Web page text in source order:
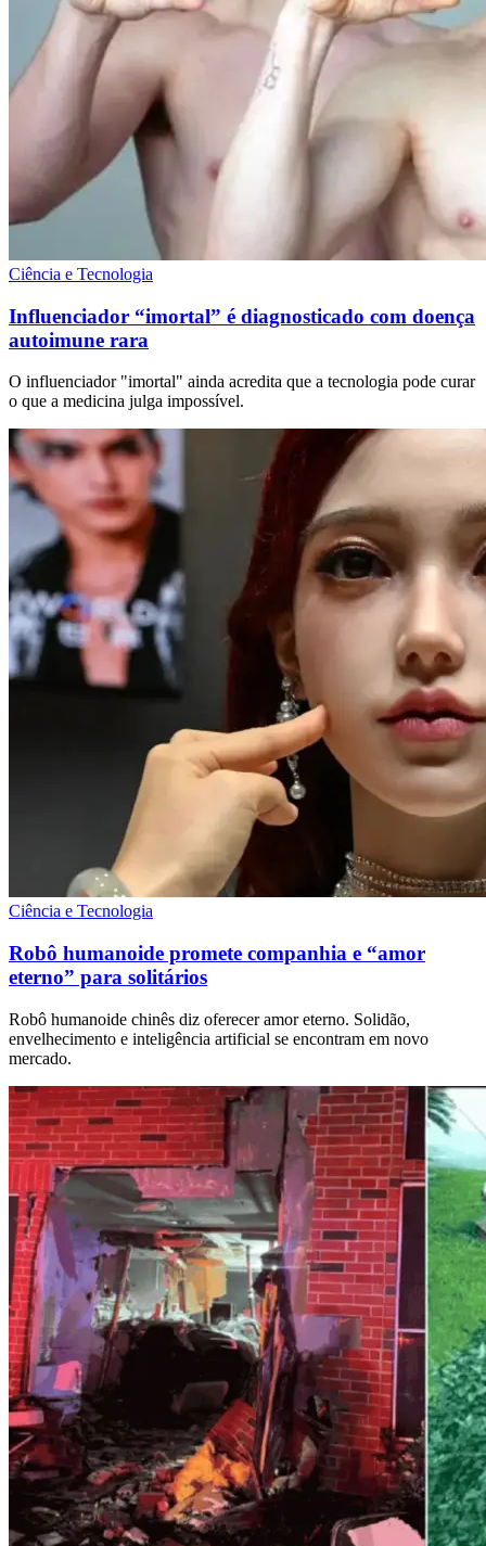
Ciência e Tecnologia
Influenciador “imortal” é diagnosticado com doença
autoimune rara
O influenciador "imortal" ainda acredita que a tecnologia pode curar
o que a medicina julga impossível.
Ciência e Tecnologia
Robô humanoide promete companhia e “amor
eterno” para solitários
Robô humanoide chinês diz oferecer amor eterno. Solidão,
envelhecimento e inteligência artificial se encontram em novo
mercado.